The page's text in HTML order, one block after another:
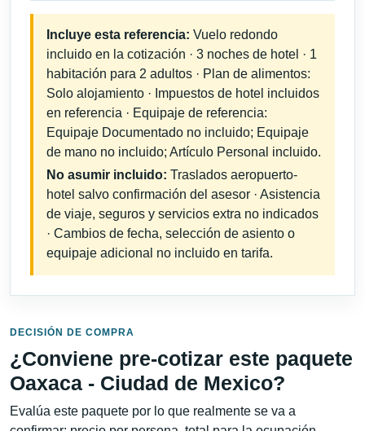
Incluye esta referencia: Vuelo redondo
incluido en la cotización · 3 noches de hotel · 1
habitación para 2 adultos · Plan de alimentos:
Solo alojamiento · Impuestos de hotel incluidos
en referencia · Equipaje de referencia:
Equipaje Documentado no incluido; Equipaje
de mano no incluido; Artículo Personal incluido.
No asumir incluido: Traslados aeropuerto-
hotel salvo confirmación del asesor · Asistencia
de viaje, seguros y servicios extra no indicados
· Cambios de fecha, selección de asiento o
equipaje adicional no incluido en tarifa.
DECISIÓN DE COMPRA
¿Conviene pre-cotizar este paquete
Oaxaca - Ciudad de Mexico?
Evalúa este paquete por lo que realmente se va a